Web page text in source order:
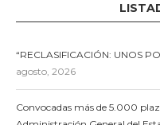
“RECLASIFICACIÓN: UNOS
agosto, 2026
Convocadas más de 5.000